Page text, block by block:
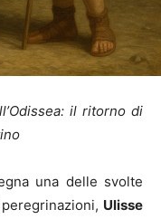
il ritorno di
una delle svolte
Ulisse